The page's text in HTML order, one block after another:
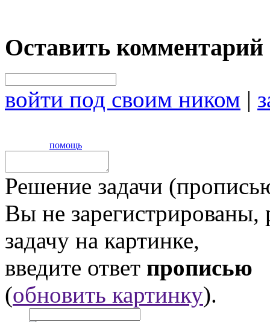
Оставить комментарий
войти под своим ником |
помощь
Решение задачи
Вы не
задачу на картинке,
введите ответ прописью
(обновить картинку).